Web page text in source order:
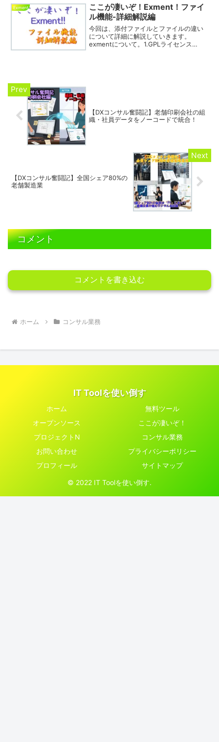
で実現した爆速メール自動化の全工程
と、少しのユーモアを交えてご紹介しま
す。
Exment
ここが凄いぞ！Exment！ファイ
ル機能-詳細解説編
今回は、添付ファイルとファイルの違い
について詳細に解説していきます。
exmentについて。1.GPLライセンス
【DXコンサル奮闘記】老舗印刷会社の組
織・社員データをノーコードで統合！
【DXコンサル奮闘記】全国シェア80%の
老舗製造業
コメント
コメントを書き込む
ホーム コンサル業務
IT Toolを使い倒す
ホーム
無料ツール
オープンソース
ここが凄いぞ！
プロジェクトN
コンサル業務
お問い合わせ
プライバシーポリシー
プロフィール
サイトマップ
© 2022 IT Toolを使い倒す.